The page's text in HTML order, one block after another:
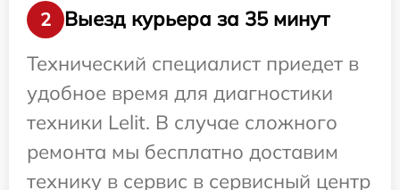
2
Выезд курьера за 35 минут
Технический специалист приедет в
удобное время для диагностики
техники Lelit. В случае сложного
ремонта мы бесплатно доставим
технику в сервис в сервисный центр